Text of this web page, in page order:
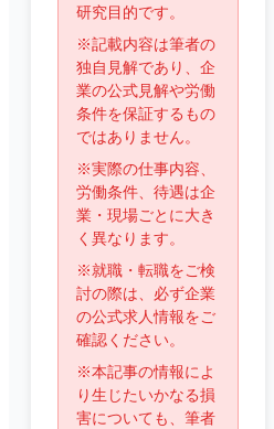
研究目的です。
※記載内容は筆者の
独自見解であり、企
業の公式見解や労働
条件を保証するもの
ではありません。
※実際の仕事内容、
労働条件、待遇は企
業・現場ごとに大き
く異なります。
※就職・転職をご検
討の際は、必ず企業
の公式求人情報をご
確認ください。
※本記事の情報によ
り生じたいかなる損
害についても、筆者